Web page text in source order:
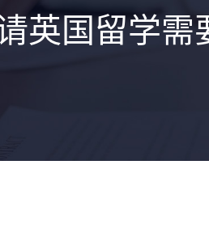
英国留学需